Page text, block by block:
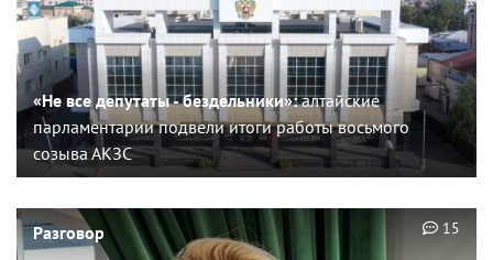
«Не все депутаты - бездельники»:алтайские
парламентарии подвели итоги работы восьмого
созыва АКЗС
Разговор 15